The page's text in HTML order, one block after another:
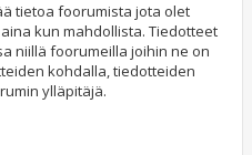
tietoa foorumista jota olet
kun mahdollista. Tiedotteet
niillä foorumeilla joihin ne on
kohdalla, tiedotteiden
ylläpitäjä.